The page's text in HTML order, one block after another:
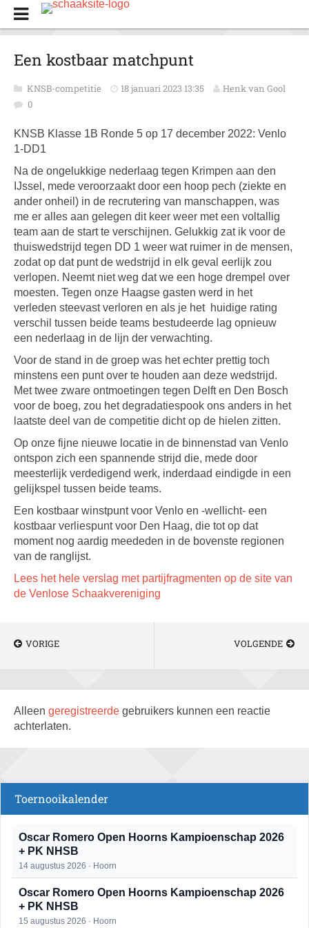
Een kostbaar matchpunt
KNSB-competitie 18 januari 2023 13:35
Henk van Gool
0
KNSB Klasse 1B Ronde 5 op 17 december 2022: Venlo
1-DD1
Na de ongelukkige nederlaag tegen Krimpen aan den
IJssel, mede veroorzaakt door een hoop pech (ziekte en
ander onheil) in de recrutering van manschappen, was
me er alles aan gelegen dit keer weer met een voltallig
team aan de start te verschijnen. Gelukkig zat ik voor de
thuiswedstrijd tegen DD 1 weer wat ruimer in de mensen,
zodat op dat punt de wedstrijd in elk geval eerlijk zou
verlopen. Neemt niet weg dat we een hoge drempel over
moesten. Tegen onze Haagse gasten werd in het
verleden steevast verloren en als je het huidige rating
verschil tussen beide teams bestudeerde lag opnieuw
een nederlaag in de lijn der verwachting.
Voor de stand in de groep was het echter prettig toch
minstens een punt over te houden aan deze wedstrijd.
Met twee zware ontmoetingen tegen Delft en Den Bosch
voor de boeg, zou het degradatiespook ons anders in het
laatste deel van de competitie dicht op de hielen zitten.
Op onze fijne nieuwe locatie in de binnenstad van Venlo
ontspon zich een spannende strijd die, mede door
meesterlijk verdedigend werk, inderdaad eindigde in een
gelijkspel tussen beide teams.
Een kostbaar winstpunt voor Venlo en -wellicht- een
kostbaar verliespunt voor Den Haag, die tot op dat
moment nog aardig meededen in de bovenste regionen
van de ranglijst.
Lees het hele verslag met partijfragmenten op de site van
de Venlose Schaakvereniging
VORIGE VOLGENDE
Alleen geregistreerde gebruikers kunnen een reactie
achterlaten.
Toernooikalender
Oscar Romero Open Hoorns Kampioenschap 2026
+ PK NHSB
14 augustus 2026 · Hoorn
Oscar Romero Open Hoorns Kampioenschap 2026
+ PK NHSB
15 augustus 2026 · Hoorn